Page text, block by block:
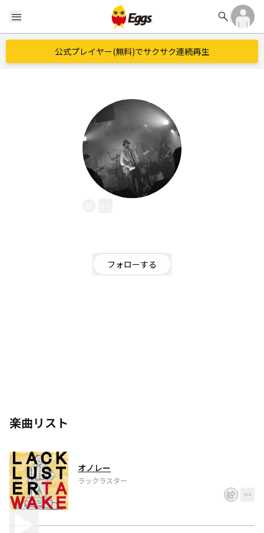
menu search
公式プレイヤー(無料)でサクサク連続再生
フォローする
楽曲リスト
オノレー
ラックラスター